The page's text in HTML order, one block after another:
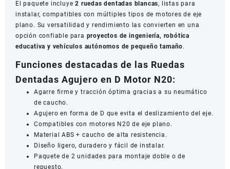
El paquete incluye2 ruedas dentadas blancas, listas para
instalar, compatibles con múltiples tipos de motores de eje
plano. Su versatilidad y rendimiento las convierten en una
opción confiable para proyectos de ingeniería, robótica
educativa y vehículos autónomos de pequeño tamaño.
Funciones destacadas de las Ruedas
Dentadas Agujero en D Motor N20:
Agarre firme y tracción óptima gracias a su neumático
de caucho.
Agujero en forma de D que evita el deslizamiento del eje.
Compatibles con motores N20 de eje plano.
Material ABS + caucho de alta resistencia.
Diseño ligero, duradero y fácil de instalar.
Paquete de 2 unidades para montaje doble o de
repuesto.